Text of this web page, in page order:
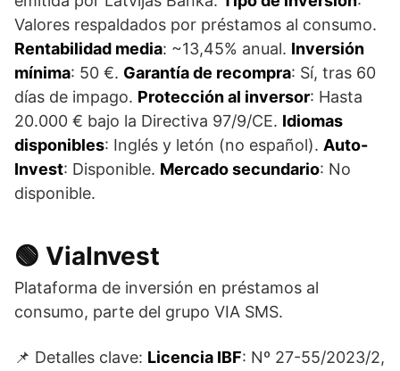
Valores respaldados por préstamos al consumo.
Rentabilidad media: ~13,45% anual. Inversión
mínima: 50 €. Garantía de recompra: Sí, tras 60
días de impago. Protección al inversor: Hasta
20.000 € bajo la Directiva 97/9/CE. Idiomas
disponibles: Inglés y letón (no español). Auto-
Invest: Disponible. Mercado secundario: No
disponible.
🟢 ViaInvest
Plataforma de inversión en préstamos al
consumo, parte del grupo VIA SMS.
📌 Detalles clave: Licencia IBF: Nº 27-55/2023/2,